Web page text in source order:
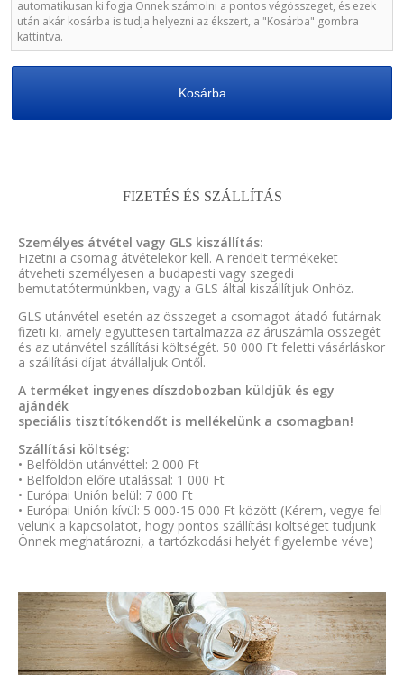
automatikusan ki fogja Önnek számolni a pontos végösszeget, és ezek
után akár kosárba is tudja helyezni az ékszert, a "Kosárba" gombra
kattintva.
Kosárba
FIZETÉS ÉS SZÁLLÍTÁS
Személyes átvétel vagy GLS kiszállítás:
Fizetni a csomag átvételekor kell. A rendelt termékeket
átveheti személyesen a budapesti vagy szegedi
bemutatótermünkben, vagy a GLS által kiszállítjuk Önhöz.
GLS utánvétel esetén az összeget a csomagot átadó futárnak
fizeti ki, amely együttesen tartalmazza az áruszámla összegét
és az utánvétel szállítási költségét. 50 000 Ft feletti vásárláskor
a szállítási díjat átvállaljuk Öntől.
A terméket ingyenes díszdobozban küldjük és egy
ajándék
speciális tisztítókendőt is mellékelünk a csomagban!
Szállítási költség:
• Belföldön utánvéttel: 2 000 Ft
• Belföldön előre utalással: 1 000 Ft
• Európai Unión belül: 7 000 Ft
• Európai Unión kívül: 5 000-15 000 Ft között (Kérem, vegye fel
velünk a kapcsolatot, hogy pontos szállítási költséget tudjunk
Önnek meghatározni, a tartózkodási helyét figyelembe véve)